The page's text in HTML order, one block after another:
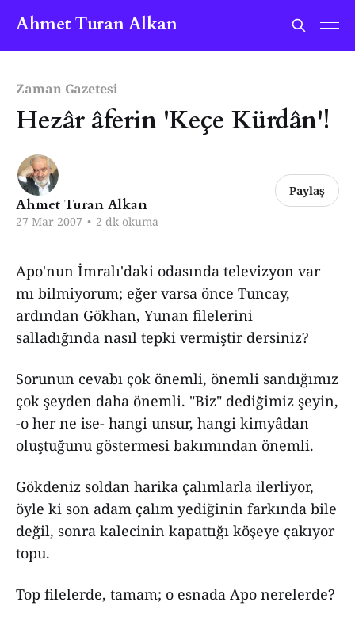
Ahmet Turan Alkan
Zaman Gazetesi
Hezâr âferin 'Keçe Kürdân'!
Ahmet Turan Alkan
27 Mar 2007 • 2 dk okuma
Paylaş
Apo'nun İmralı'daki odasında televizyon var
mı bilmiyorum; eğer varsa önce Tuncay,
ardından Gökhan, Yunan filelerini
salladığında nasıl tepki vermiştir dersiniz?
Sorunun cevabı çok önemli, önemli sandığımız
çok şeyden daha önemli. "Biz" dediğimiz şeyin,
-o her ne ise- hangi unsur, hangi kimyâdan
oluştuğunu göstermesi bakımından önemli.
Gökdeniz soldan harika çalımlarla ilerliyor,
öyle ki son adam çalım yediğinin farkında bile
değil, sonra kalecinin kapattığı köşeye çakıyor
topu.
Top filelerde, tamam; o esnada Apo nerelerde?